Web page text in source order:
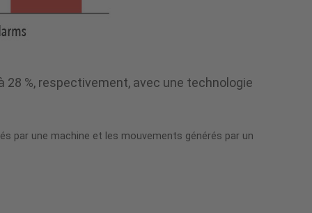
28 %, respectivement, avec une technologie
par une machine et les mouvements générés par un